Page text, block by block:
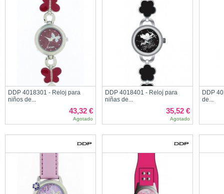
DDP 4018301 - Reloj para
niños de...
43,32 €
Agotado
DDP 4018401 - Reloj para
niñas de...
35,52 €
Agotado
DDP
de...